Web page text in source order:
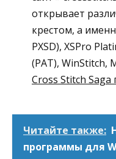
открывает
крестом, а
PXSD), XSPro
(PAT), WinStitch,
Cross Stitch Saga
Читайте также:
программы для